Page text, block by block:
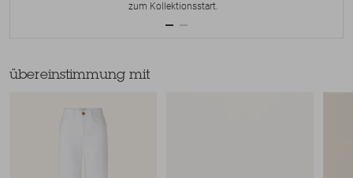
zum Kollektionsstart.
übereinstimmung mit